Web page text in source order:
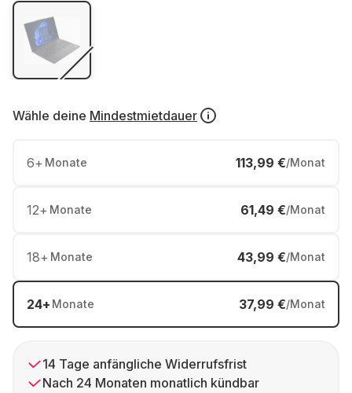
Wähle deine Mindestmietdauer
6+ Monate 113,99 €/Monat
12+ Monate 61,49 €/Monat
18+ Monate 43,99 €/Monat
24+ Monate 37,99 €/Monat
14 Tage anfängliche Widerrufsfrist
Nach 24 Monaten monatlich kündbar